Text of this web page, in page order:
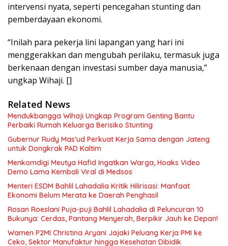
intervensi nyata, seperti pencegahan stunting dan
pemberdayaan ekonomi.
“Inilah para pekerja lini lapangan yang hari ini
menggerakkan dan mengubah perilaku, termasuk juga
berkenaan dengan investasi sumber daya manusia,”
ungkap Wihaji. []
Related News
Mendukbangga Wihaji Ungkap Program Genting Bantu
Perbaiki Rumah Keluarga Berisiko Stunting
Gubernur Rudy Mas’ud Perkuat Kerja Sama dengan Jateng
untuk Dongkrak PAD Kaltim
Menkomdigi Meutya Hafid Ingatkan Warga, Hoaks Video
Demo Lama Kembali Viral di Medsos
Menteri ESDM Bahlil Lahadalia Kritik Hilirisasi: Manfaat
Ekonomi Belum Merata ke Daerah Penghasil
Rosan Roeslani Puja-puji Bahlil Lahadalia di Peluncuran 10
Bukunya: Cerdas, Pantang Menyerah, Berpikir Jauh ke Depan!
Wamen P2MI Christina Aryani Jajaki Peluang Kerja PMI ke
Ceko, Sektor Manufaktur hingga Kesehatan Dibidik